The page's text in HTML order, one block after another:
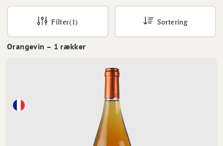
Orangevin – 1 rækker
Filter(1) Sortering